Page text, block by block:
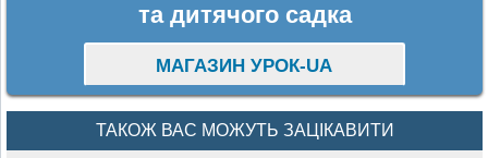
та дитячого садка
МАГАЗИН УРОК-UA
ТАКОЖ ВАС МОЖУТЬ ЗАЦІКАВИТИ